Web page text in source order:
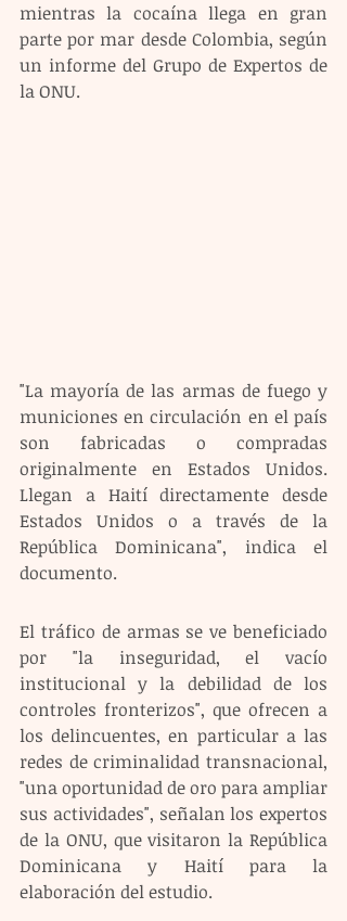
mientras la cocaína llega en gran
parte por mar desde Colombia, según
un informe del Grupo de Expertos de
la ONU.
"La mayoría de las armas de fuego y
municiones en circulación en el país
son fabricadas o compradas
originalmente en Estados Unidos.
Llegan a Haití directamente desde
Estados Unidos o a través de la
República Dominicana", indica el
documento.
El tráfico de armas se ve beneficiado
por "la inseguridad, el vacío
institucional y la debilidad de los
controles fronterizos", que ofrecen a
los delincuentes, en particular a las
redes de criminalidad transnacional,
"una oportunidad de oro para ampliar
sus actividades", señalan los expertos
de la ONU, que visitaron la República
Dominicana y Haití para la
elaboración del estudio.